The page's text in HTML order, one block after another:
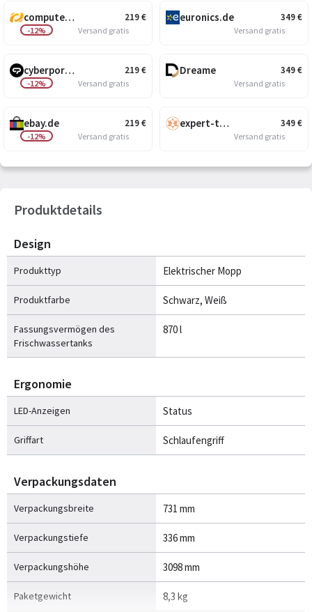
219€
computeruniverse.net
-12% Versand gratis
219€
cyberport.de
-12% Versand gratis
219€
ebay.de
-12% Versand gratis
349€
euronics.de
Versand gratis
349€
Dreame
Versand gratis
349€
expert-technomarkt.de
Versand gratis
Produktdetails
Design
Produkttyp Elektrischer Mopp
Produktfarbe Schwarz, Weiß
Fassungsvermögen des
Frischwassertanks
870 l
Ergonomie
LED-Anzeigen Status
Griffart Schlaufengriff
Verpackungsdaten
Verpackungsbreite 731 mm
Verpackungstiefe 336 mm
Verpackungshöhe 3098 mm
Paketgewicht 8,3 kg